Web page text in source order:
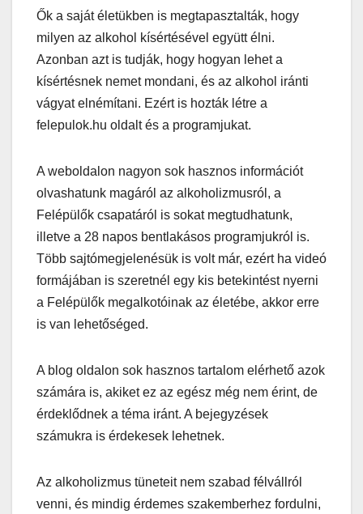
Ők a saját életükben is megtapasztalták, hogy
milyen az alkohol kísértésével együtt élni.
Azonban azt is tudják, hogy hogyan lehet a
kísértésnek nemet mondani, és az alkohol iránti
vágyat elnémítani. Ezért is hozták létre a
felepulok.hu oldalt és a programjukat.
A weboldalon nagyon sok hasznos információt
olvashatunk magáról az alkoholizmusról, a
Felépülők csapatáról is sokat megtudhatunk,
illetve a 28 napos bentlakásos programjukról is.
Több sajtómegjelenésük is volt már, ezért ha videó
formájában is szeretnél egy kis betekintést nyerni
a Felépülők megalkotóinak az életébe, akkor erre
is van lehetőséged.
A blog oldalon sok hasznos tartalom elérhető azok
számára is, akiket ez az egész még nem érint, de
érdeklődnek a téma iránt. A bejegyzések
számukra is érdekesek lehetnek.
Az alkoholizmus tüneteit nem szabad félvállról
venni, és mindig érdemes szakemberhez fordulni,